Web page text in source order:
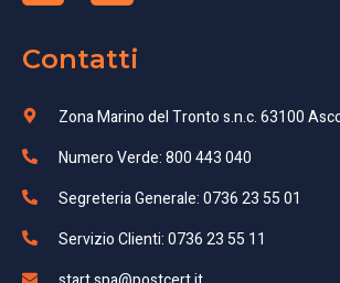
Contatti
Zona Marino del Tronto s.n.c. 63100
Numero Verde: 800 443 040
Segreteria Generale: 0736 23 55 01
Servizio Clienti: 0736 23 55 11